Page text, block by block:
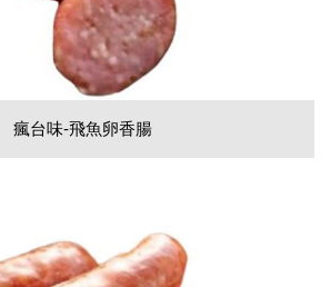
瘋台味-飛魚卵香腸